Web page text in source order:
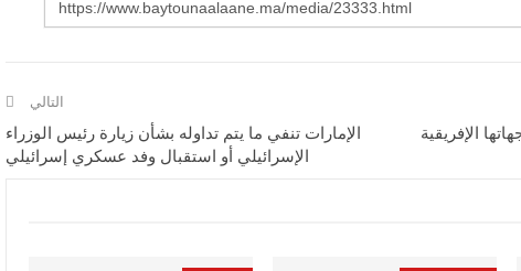
الإفريقية
التالي
الإمارات تنفي ما يتم تداوله بشأن زيارة رئيس الوزراء
الإسرائيلي أو استقبال وفد عسكري إسرائيلي